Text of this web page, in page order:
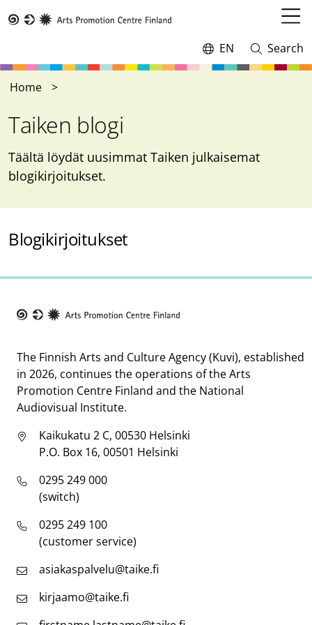
to
menu
Switch
language,
EN
Open
and
Search
Home
Taiken blogi
Täältä löydät uusimmat Taiken julkaisemat
blogikirjoitukset.
Blogikirjoitukset
The Finnish Arts and Culture Agency (Kuvi), established
in 2026, continues the operations of the Arts
Promotion Centre Finland and the National
Audiovisual Institute.
Kaikukatu 2 C, 00530 Helsinki
P.O. Box 16, 00501 Helsinki
0295 249 000
(switch)
0295 249 100
(customer service)
asiakaspalvelu@taike.fi
kirjaamo@taike.fi